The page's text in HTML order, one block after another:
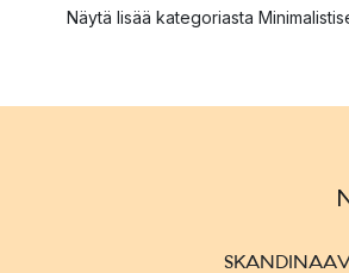
Näytä lisää kategoriasta